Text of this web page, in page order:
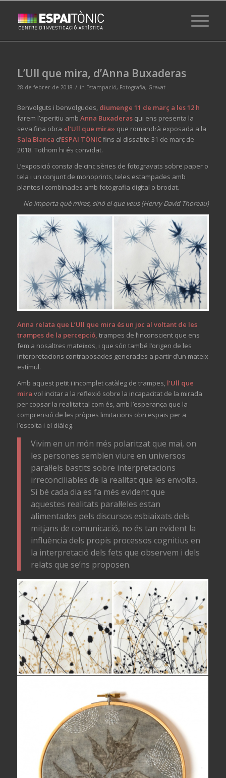
L’Ull que mira, d’Anna Buxaderas
28 de febrer de 2018 / in Estampació, Fotografia, Gravat
Benvolguts i benvolgudes,diumenge 11 de març a les 12 h
farem l’aperitiu amb Anna Buxaderasqui ens presenta la
seva fina obra «l’Ull que mira» que romandrà exposada a la
Sala Blanca d’ESPAI TÒNICfins al dissabte 31 de març de
2018. Tothom hi és convidat.
L’exposició consta de cinc sèries de fotogravats sobre paper o
tela i un conjunt de monoprints, teles estampades amb
plantes i combinades amb fotografia digital o brodat.
No importa què mires, sinó el que veus (Henry David Thoreau)
Anna relata que L’Ull que mira és un joc al voltant de les
trampes de la percepció, trampes de l’inconscient que ens
fem a nosaltres mateixos, i que són també l’origen de les
interpretacions contraposades generades a partir d’un mateix
estímul.
Amb aquest petit i incomplet catàleg de trampes, l’Ull que
mira vol incitar a la reflexió sobre la incapacitat de la mirada
per copsar la realitat tal com és, amb l’esperança que la
comprensió de les pròpies limitacions obri espais per a
l’escolta i el diàleg.
Vivim en un món més polaritzat que mai, on
les persones semblen viure en universos
paral·lels bastits sobre interpretacions
irreconciliables de la realitat que les envolta.
Si bé cada dia es fa més evident que
aquestes realitats paral·leles estan
alimentades pels discursos esbiaixats dels
mitjans de comunicació, no és tan evident la
influència dels propis processos cognitius en
la interpretació dels fets que observem i dels
relats que se’ns proposen.